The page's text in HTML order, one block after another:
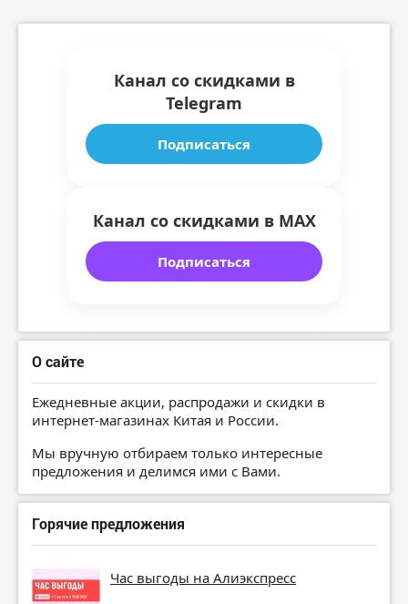
Канал со скидками в
Telegram
Подписаться
Канал со скидками в MAX
Подписаться
О сайте
Ежедневные акции, распродажи и скидки в
интернет-магазинах Китая и России.
Мы вручную отбираем только интересные
предложения и делимся ими с Вами.
Горячие предложения
Час выгоды на Алиэкспресс